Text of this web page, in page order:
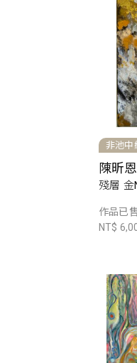
非池中
陳昕恩
殘層 金
作品已
NT$